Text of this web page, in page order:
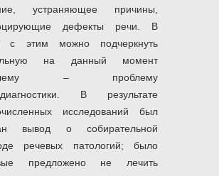
устраняющее причины,
дефекты речи. В
с этим можно подчеркнуть
на данный момент
– проблему
В результате
исследований был
вывод о собирательной
речевых патологий; было
предложено не лечить